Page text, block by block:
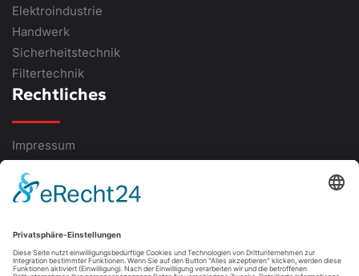
Elektroindustrie
Handwerk
Sicherheitstechnik
Filtertechnik
Rechtliches
Impressum
AGB
Hinweisgebersystem
Kontaktieren Sie uns